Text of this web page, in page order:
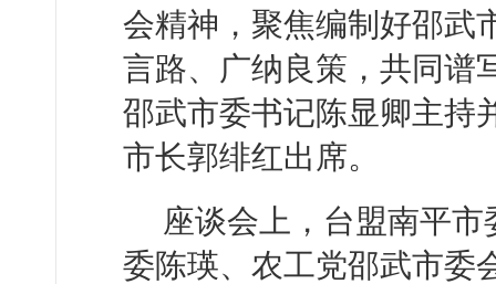
会精神，聚焦编制好邵武
言路、广纳良策，共同谱
邵武市委书记陈显卿主持
市长郭绯红出席。
座谈会上，台盟南平
委陈瑛、农工党邵武市委